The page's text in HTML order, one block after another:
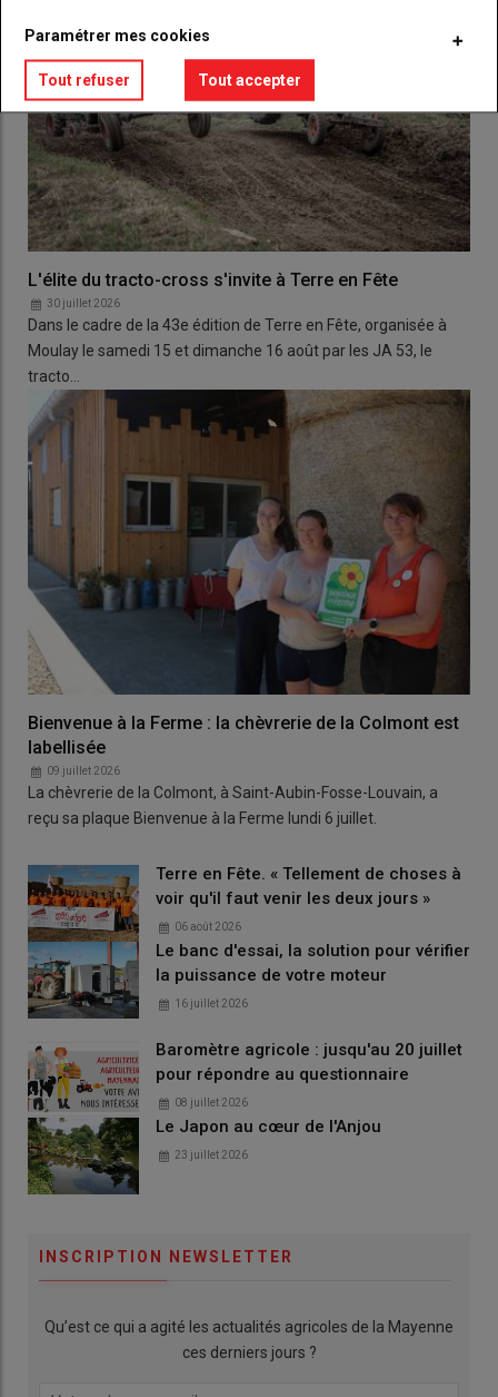
L'élite du tracto-cross s'invite à Terre en Fête
30 juillet 2026
Dans le cadre de la 43e édition de Terre en Fête, organisée à
Moulay le samedi 15 et dimanche 16 août par les JA 53, le
tracto…
Bienvenue à la Ferme : la chèvrerie de la Colmont est
labellisée
09 juillet 2026
La chèvrerie de la Colmont, à Saint-Aubin-Fosse-Louvain, a
reçu sa plaque Bienvenue à la Ferme lundi 6 juillet.
Terre en Fête. « Tellement de choses à
voir qu'il faut venir les deux jours »
06 août 2026
Le banc d'essai, la solution pour vérifier
la puissance de votre moteur
16 juillet 2026
Baromètre agricole : jusqu'au 20 juillet
pour répondre au questionnaire
08 juillet 2026
Le Japon au cœur de l'Anjou
23 juillet 2026
INSCRIPTION NEWSLETTER
Qu’est ce qui a agité les actualités agricoles de la Mayenne
ces derniers jours ?
Paramétrer mes cookies
Tout refuser Tout accepter